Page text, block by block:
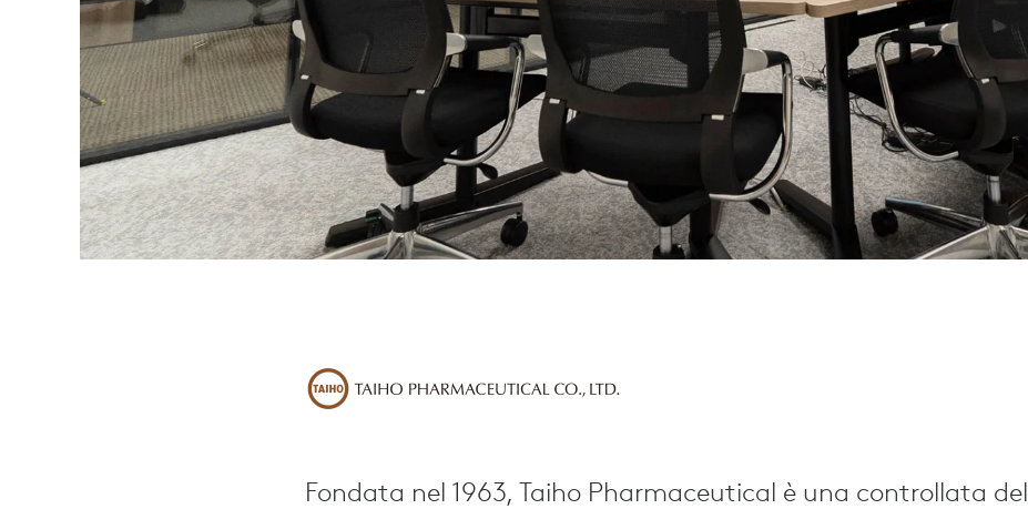
Fondata nel 1963, Taiho Pharmaceutical è una controllata del